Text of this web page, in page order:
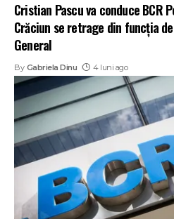
Cristian Pascu va conduce BCR
Crăciun se retrage din funcția
General
By Gabriela Dinu 4 luni ago